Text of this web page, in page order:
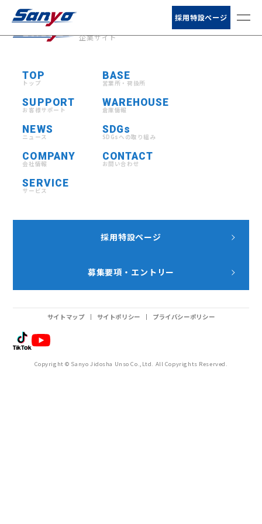
お客様サポート
会社情報
サービス
営業所・荷扱所
採用特設ページ
山陽自動車運送株式会社
企業サイト
採用特設ページ
募集要項・エントリー
TOP
トップ
COMPANY
会社情報
WAREHOUSE
倉庫情報
SUPPORT
お客様サポート
SERVICE
サービス
SDGs
SDGsへの取り組み
NEWS
ニュース
BASE
営業所・荷扱所
CONTACT
お問い合わせ
サイトマップ サイトポリシー プライバシーポリシー
Copyright © Sanyo Jidosha Unso Co.,Ltd. All Copyrights Reserved.